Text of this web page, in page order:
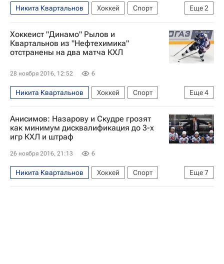
Еще2
Никита Квартальнов Хоккей
Спорт
КХЛ 2025-2026
Нефтехимик
Хоккеист "Динамо" Рылов и
Квартальнов из "Нефтехимика"
отстранены на два матча КХЛ
28 ноября 2016, 12:52 6
Еще4
Никита Квартальнов Хоккей
Спорт
КХЛ 2025-2026
Салават Юлаев
ХК Динамо (Москва)
Яков Рылов
Анисимов: Назарову и Скудре грозят
как минимум дисквалификация до 3-х
игр КХЛ и штраф
26 ноября 2016, 21:13 6
Еще7
Никита Квартальнов Хоккей
Спорт
Петерис Скудра
Андрей Назаров